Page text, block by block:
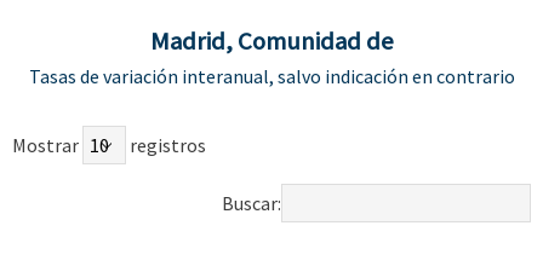
Madrid, Comunidad de
Tasas de variación interanual, salvo indicación en contrario
Mostrar registros
Buscar: